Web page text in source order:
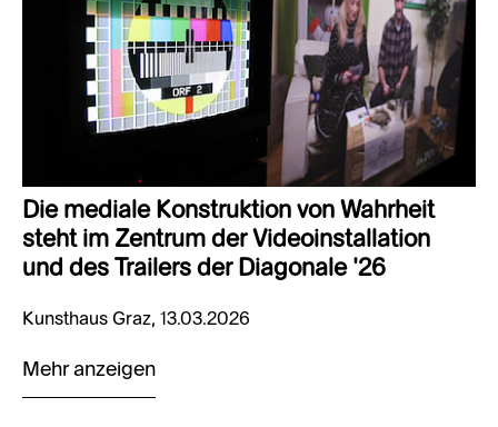
Die mediale Konstruktion von Wahrheit
steht im Zentrum der Videoinstallation
und des Trailers der Diagonale ’26
Kunsthaus Graz, 13.03.2026
Mehr anzeigen